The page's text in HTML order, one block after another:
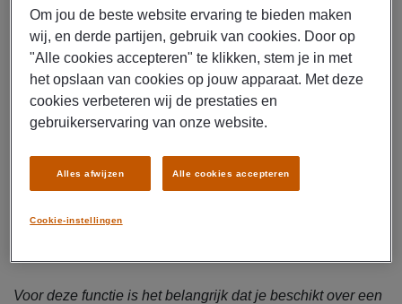
verschepen, ontvangen, opslaan en distribueren van onder
andere producten, materialen, onderdelen en voorraden.
Zoals je al ziet, ga jij je in deze rol dus geen moment
vervelen.
Verder houd jij je ook bezig met de volgende taken:
van orders en facturen
Voor deze functie is het belangrijk dat je beschikt over een
Om jou de beste website ervaring te bieden maken
wij, en derde partijen, gebruik van cookies. Door op
"Alle cookies accepteren" te klikken, stem je in met
het opslaan van cookies op jouw apparaat. Met deze
cookies verbeteren wij de prestaties en
gebruikerservaring van onze website.
Cookie-instellingen
Alles afwijzen Alle cookies accepteren